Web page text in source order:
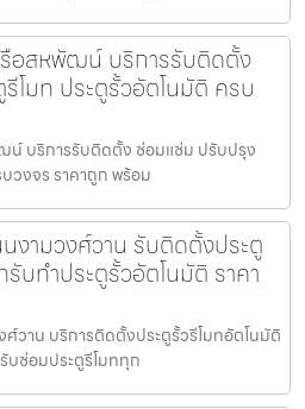
รือสหพัฒน์ บริการรับติดตั้ง
โมท ประตูรั้วอัตโนมัติ ครบ
น์ บริการรับติดตั้ง ซ่อมแซ่ม ปรับปรุง
วงจร ราคาถูก พร้อม
งามวงศ์วาน รับติดตั้งประตู
บทำประตูรั้วอัตโนมัติ ราคา
วาน บริการติดตั้งประตูรั้วรีโมทอัตโนมัติ
บซ่อมประตูรีโมททุก